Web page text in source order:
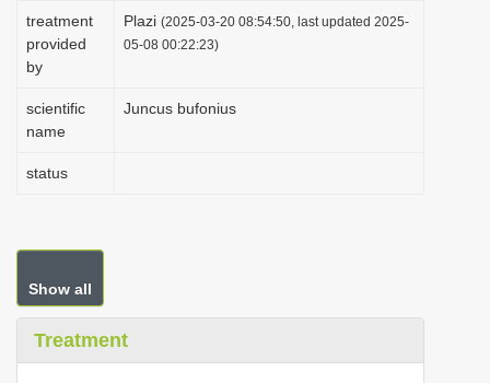
i
treatment
provided
by
Plazi (2025-03-20 08:54:50, last updated 2025-
05-08 00:22:23)
scientific
name
Juncus bufonius
status
Show all
Treatment